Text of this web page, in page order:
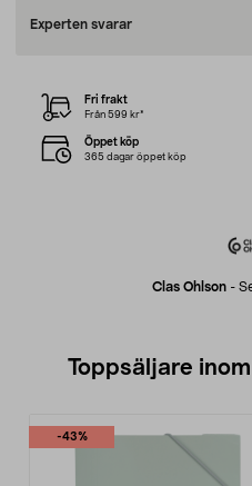
Experten svarar
Clas Ohlson -
Fri frakt
Från 599 kr*
Öppet köp
365 dagar öppet köp
Toppsäljare
-43%